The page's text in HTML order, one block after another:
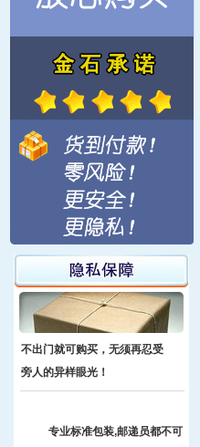
不出门就可购买，无须再忍受
旁人的异样眼光！
专业标准包装,邮递员都不可